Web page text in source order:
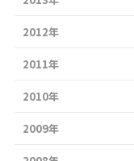
2012年
2011年
2010年
2009年